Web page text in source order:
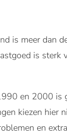
is meer dan
is
en 2000 is
kiezen hier
en